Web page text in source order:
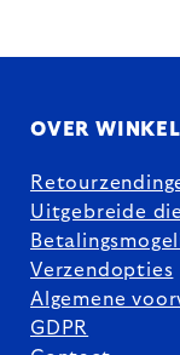
OVER
Uitgebreide
Verzendopties
Algemene
GDPR